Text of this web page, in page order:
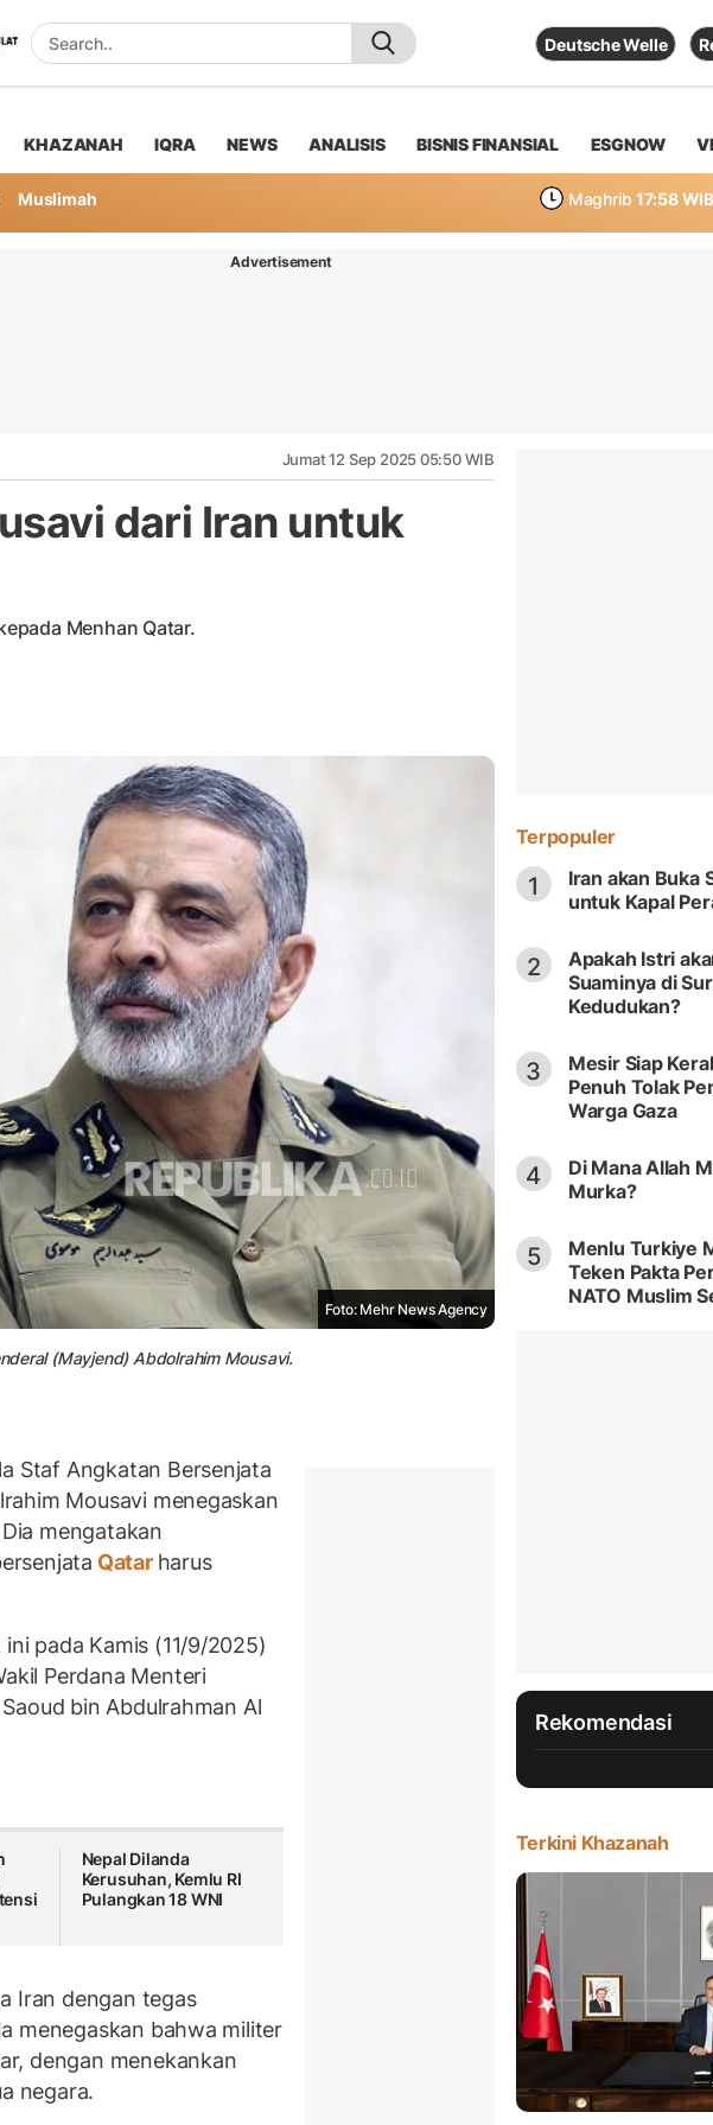
Deutsche Welle
KHAZANAH IQRA NEWS ANALISIS BISNIS FINANSIAL ESGNOW
Muslimah Maghrib 17:58 WIB
Advertisement
Jumat 12 Sep 2025 05:50 WIB
dari Iran untuk
Menhan Qatar.
Foto: Mehr News Agency
(Mayjend) Abdolrahim Mousavi.
Staf Angkatan Bersenjata
Mousavi menegaskan
mengatakan
Qatar harus
pada Kamis (11/9/2025)
Perdana Menteri
bin Abdulrahman Al
Nepal Dilanda
Kerusuhan, Kemlu RI
Pulangkan 18 WNI
Iran dengan tegas
menegaskan bahwa militer
dengan menekankan
negara.
Terpopuler
1
Iran akan Buka
untuk Kapal
2
Apakah Istri
Suaminya di
Kedudukan?
3
Mesir Siap
Penuh Tolak
Warga Gaza
4
Di Mana Allah
Murka?
5
Menlu Turkiye
Teken Pakta
NATO Muslim
Rekomendasi
Terkini Khazanah